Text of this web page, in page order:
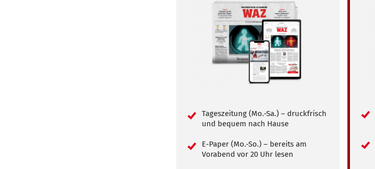
Tageszeitung (Mo.-Sa.) – druckfrisch
und bequem nach Hause
E-Paper (Mo.-So.) – bereits am
Vorabend vor 20 Uhr lesen